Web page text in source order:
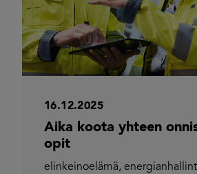
16.12.2025
Aika koota yhteen
opit
elinkeinoelämä,